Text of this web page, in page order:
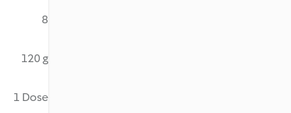
8
120 g
1 Dose